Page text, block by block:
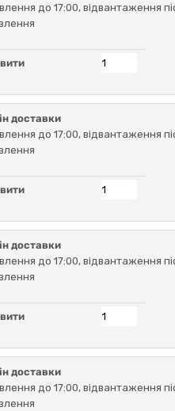
до 17:00, відвантаження
доставки
до 17:00, відвантаження
доставки
до 17:00, відвантаження
доставки
до 17:00, відвантаження